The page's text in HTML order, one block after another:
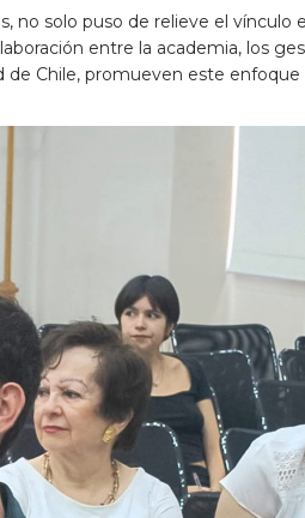
no solo puso de relieve el
entre la academia, los
Chile, promueven este